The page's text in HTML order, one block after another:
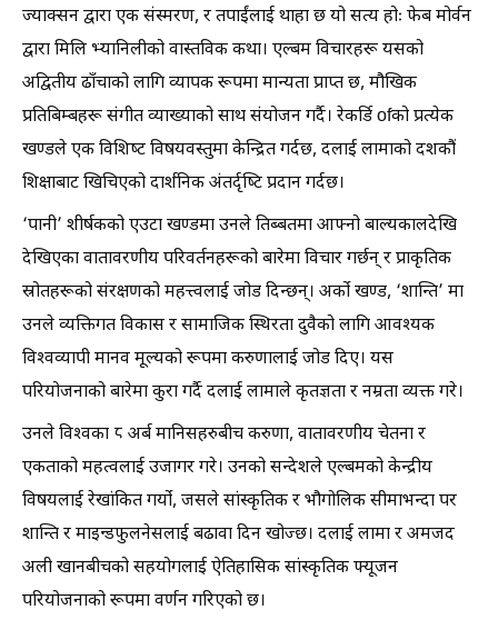
ज्याक्सन द्वारा एक संस्मरण, र तपाईंलाई थाहा छ यो सत्य होः फेब मोर्वन
द्वारा मिलि भ्यानिलीको वास्तविक कथा। एल्बम विचारहरू यसको
अद्वितीय ढाँचाको लागि व्यापक रूपमा मान्यता प्राप्त छ, मौखिक
प्रतिबिम्बहरू संगीत व्याख्याको साथ संयोजन गर्दै। रेकर्डि ofको प्रत्येक
खण्डले एक विशिष्ट विषयवस्तुमा केन्द्रित गर्दछ, दलाई लामाको दशकौं
शिक्षाबाट खिचिएको दार्शनिक अंतर्दृष्टि प्रदान गर्दछ।
‘पानी’ शीर्षकको एउटा खण्डमा उनले तिब्बतमा आफ्नो बाल्यकालदेखि
देखिएका वातावरणीय परिवर्तनहरूको बारेमा विचार गर्छन् र प्राकृतिक
स्रोतहरूको संरक्षणको महत्त्वलाई जोड दिन्छन्। अर्को खण्ड, ‘शान्ति’ मा
उनले व्यक्तिगत विकास र सामाजिक स्थिरता दुवैको लागि आवश्यक
विश्वव्यापी मानव मूल्यको रूपमा करुणालाई जोड दिए। यस
परियोजनाको बारेमा कुरा गर्दै दलाई लामाले कृतज्ञता र नम्रता व्यक्त गरे।
उनले विश्वका ८ अर्ब मानिसहरुबीच करुणा, वातावरणीय चेतना र
एकताको महत्वलाई उजागर गरे। उनको सन्देशले एल्बमको केन्द्रीय
विषयलाई रेखांकित गर्यो, जसले सांस्कृतिक र भौगोलिक सीमाभन्दा पर
शान्ति र माइन्डफुलनेसलाई बढावा दिन खोज्छ। दलाई लामा र अमजद
अली खानबीचको सहयोगलाई ऐतिहासिक सांस्कृतिक फ्यूजन
परियोजनाको रूपमा वर्णन गरिएको छ।